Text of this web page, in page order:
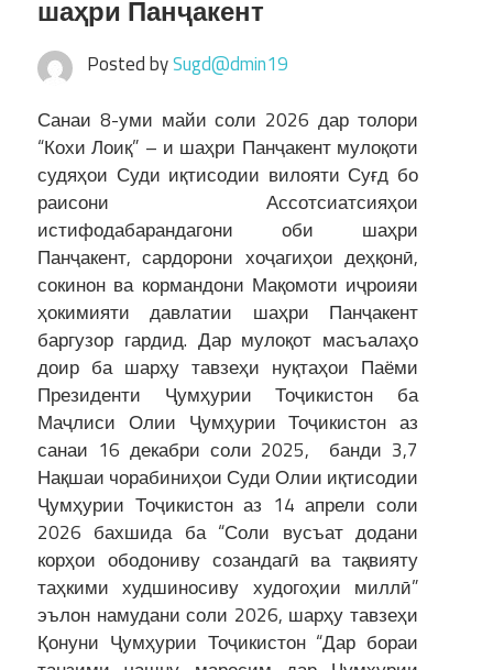
шаҳри Панҷакент
Posted bySugd@dmin19
Санаи 8-уми майи соли 2026 дар толори
“Кохи Лоиқ” – и шаҳри Панҷакент мулоқоти
судяҳои Суди иқтисодии вилояти Суғд бо
раисони Ассотсиатсияҳои
истифодабарандагони оби шаҳри
Панҷакент, сардорони хоҷагиҳои деҳқонӣ,
сокинон ва кормандони Мақомоти иҷроияи
ҳокимияти давлатии шаҳри Панҷакент
баргузор гардид. Дар мулоқот масъалаҳо
доир ба шарҳу тавзеҳи нуқтаҳои Паёми
Президенти Ҷумҳурии Тоҷикистон ба
Маҷлиси Олии Ҷумҳурии Тоҷикистон аз
санаи 16 декабри соли 2025, банди 3,7
Нақшаи чорабиниҳои Суди Олии иқтисодии
Ҷумҳурии Тоҷикистон аз 14 апрели соли
2026 бахшида ба “Соли вусъат додани
корҳои ободониву созандагӣ ва тақвияту
таҳкими худшиносиву худогоҳии миллӣ”
эълон намудани соли 2026, шарҳу тавзеҳи
Қонуни Ҷумҳурии Тоҷикистон “Дар бораи